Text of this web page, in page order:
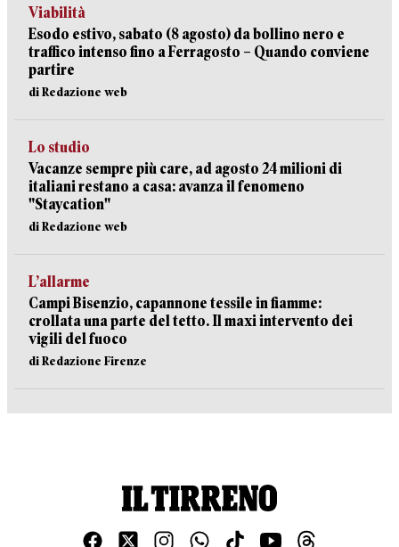
Viabilità
Esodo estivo, sabato (8 agosto) da bollino nero e
traffico intenso fino a Ferragosto – Quando conviene
partire
di Redazione web
Lo studio
Vacanze sempre più care, ad agosto 24 milioni di
italiani restano a casa: avanza il fenomeno
"Staycation"
di Redazione web
L’allarme
Campi Bisenzio, capannone tessile in fiamme:
crollata una parte del tetto. Il maxi intervento dei
vigili del fuoco
di Redazione Firenze